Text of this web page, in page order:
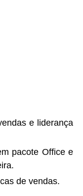
e liderança
pacote Office e
de vendas.